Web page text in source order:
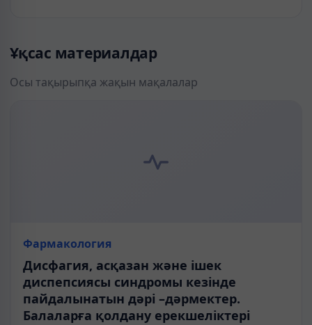
Ұқсас материалдар
Осы тақырыпқа жақын мақалалар
Фармакология
Дисфагия, асқазан және ішек
диспепсиясы синдромы кезінде
пайдалынатын дәрі –дәрмектер.
Балаларға қолдану ерекшеліктері